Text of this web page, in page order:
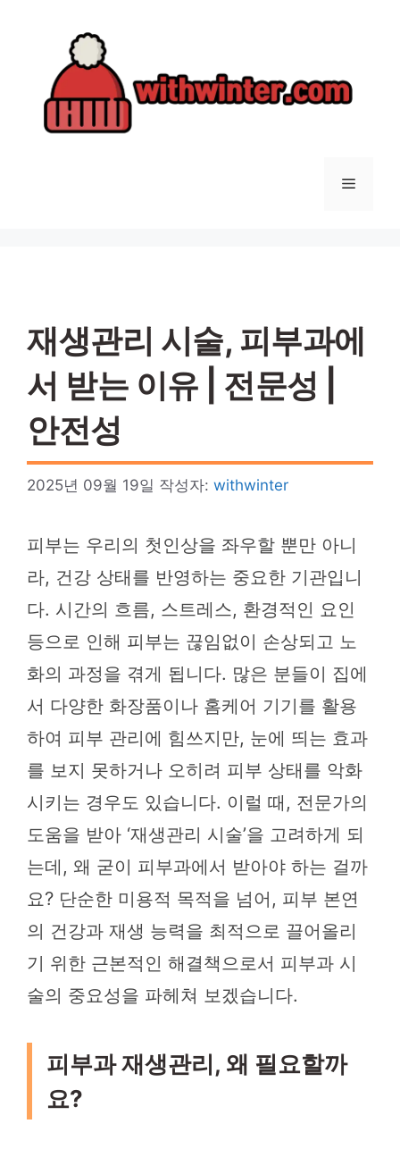
메
재생관리 시술, 피부과에
서 받는 이유 | 전문성 |
안전성
2025년 09월 19일 작성자: withwinter
피부는 우리의 첫인상을 좌우할 뿐만 아니
라, 건강 상태를 반영하는 중요한 기관입니
다. 시간의 흐름, 스트레스, 환경적인 요인
등으로 인해 피부는 끊임없이 손상되고 노
화의 과정을 겪게 됩니다. 많은 분들이 집에
서 다양한 화장품이나 홈케어 기기를 활용
하여 피부 관리에 힘쓰지만, 눈에 띄는 효과
를 보지 못하거나 오히려 피부 상태를 악화
시키는 경우도 있습니다. 이럴 때, 전문가의
도움을 받아 ‘재생관리 시술’을 고려하게 되
는데, 왜 굳이 피부과에서 받아야 하는 걸까
요? 단순한 미용적 목적을 넘어, 피부 본연
의 건강과 재생 능력을 최적으로 끌어올리
기 위한 근본적인 해결책으로서 피부과 시
술의 중요성을 파헤쳐 보겠습니다.
피부과 재생관리, 왜 필요할까
요?